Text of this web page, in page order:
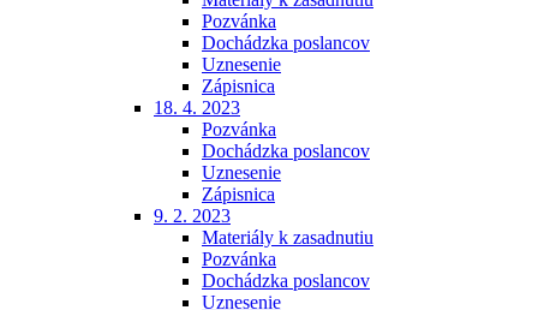
Pozvánka
Dochádzka poslancov
Uznesenie
Zápisnica
18. 4. 2023
Pozvánka
Dochádzka poslancov
Uznesenie
Zápisnica
9. 2. 2023
Materiály k zasadnutiu
Pozvánka
Dochádzka poslancov
Uznesenie